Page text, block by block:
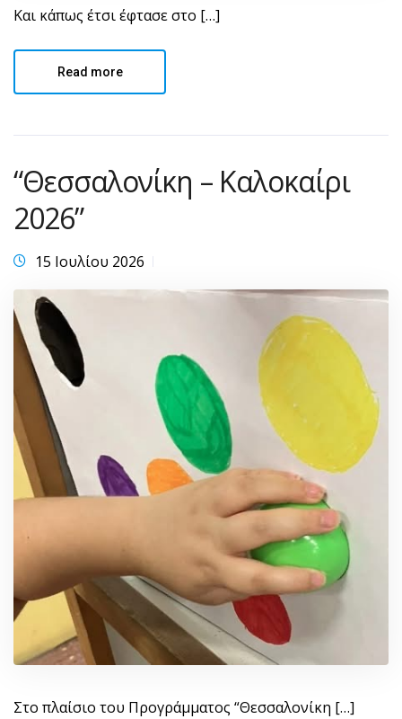
Και κάπως έτσι έφτασε στο […]
Read more
“Θεσσαλονίκη – Καλοκαίρι
2026”
15 Ιουλίου 2026
Στο πλαίσιο του Προγράμματος “Θεσσαλονίκη […]